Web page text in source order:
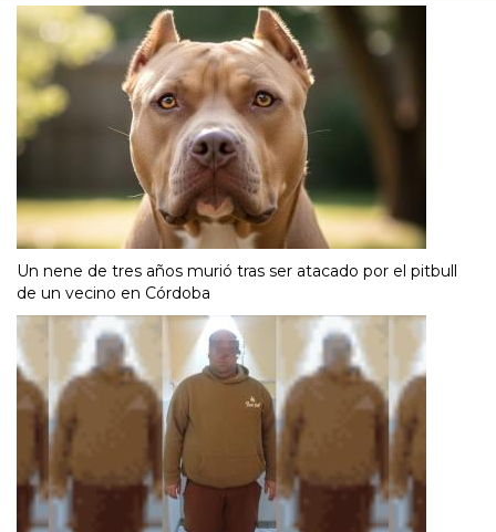
Un nene de tres años murió tras ser atacado por el pitbull
de un vecino en Córdoba